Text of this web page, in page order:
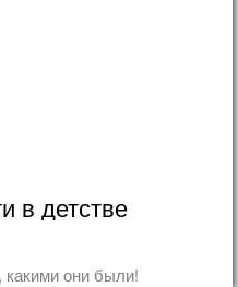
в детстве
какими они были!